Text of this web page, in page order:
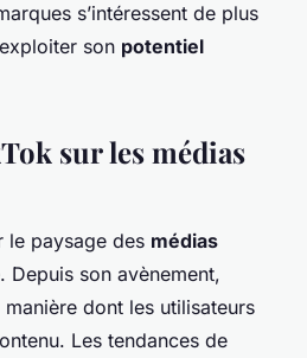
s’intéressent de plus
son potentiel
sur les médias
le paysage des médias
Depuis son avènement,
dont les utilisateurs
Les tendances de